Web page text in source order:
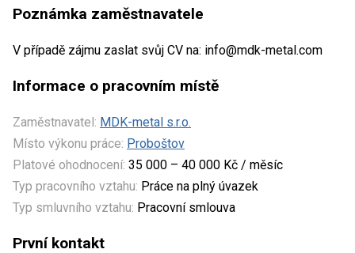
Poznámka zaměstnavatele
V případě zájmu zaslat svůj CV na: info@mdk-metal.com
Informace o pracovním místě
Zaměstnavatel: MDK-metal s.r.o.
Místo výkonu práce: Proboštov
Platové ohodnocení: 35 000 – 40 000 Kč / měsíc
Typ pracovního vztahu: Práce na plný úvazek
Typ smluvního vztahu: Pracovní smlouva
První kontakt